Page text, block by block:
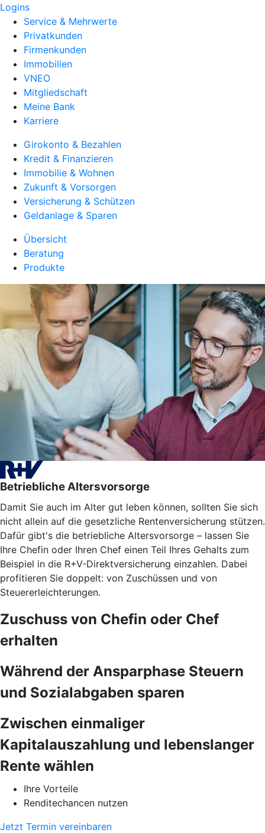
Logins
Service & Mehrwerte
Privatkunden
Firmenkunden
Immobilien
VNEO
Mitgliedschaft
Meine Bank
Karriere
Girokonto & Bezahlen
Kredit & Finanzieren
Immobilie & Wohnen
Zukunft & Vorsorgen
Versicherung & Schützen
Geldanlage & Sparen
Übersicht
Beratung
Produkte
Betriebliche Altersvorsorge
Damit Sie auch im Alter gut leben können, sollten Sie sich
nicht allein auf die gesetzliche Rentenversicherung stützen.
Dafür gibt's die betriebliche Altersvorsorge – lassen Sie
Ihre Chefin oder Ihren Chef einen Teil Ihres Gehalts zum
Beispiel in die R+V-Direktversicherung einzahlen. Dabei
profitieren Sie doppelt: von Zuschüssen und von
Steuererleichterungen.
Zuschuss von Chefin oder Chef
erhalten
Während der Ansparphase Steuern
und Sozialabgaben sparen
Zwischen einmaliger
Kapitalauszahlung und lebenslanger
Rente wählen
Ihre Vorteile
Renditechancen nutzen
Jetzt Termin vereinbaren